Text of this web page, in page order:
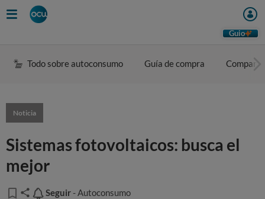
Guio
Todo sobre autoconsumo Guía de compra
Noticia
Sistemas fotovoltaicos: busca el
mejor
Seguir
Seguir - Autoconsumo